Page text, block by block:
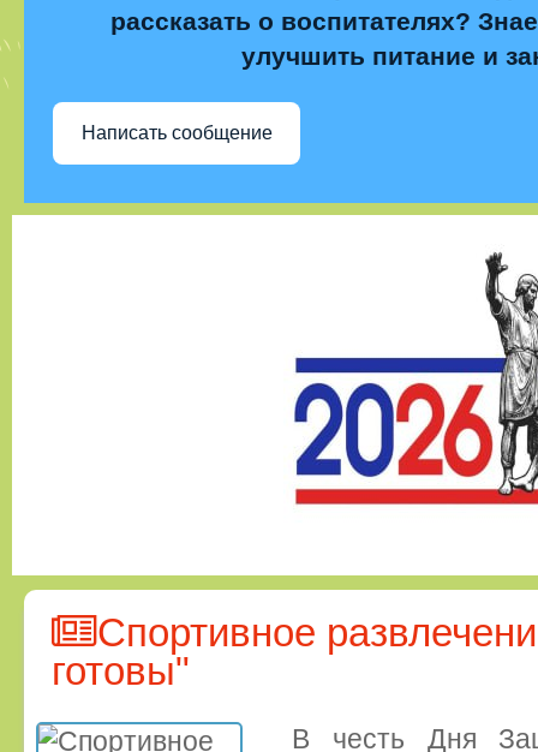
рассказать о воспитателях?
улучшить питание и
Написать сообщение
Спортивное
готовы"
В честь Дня